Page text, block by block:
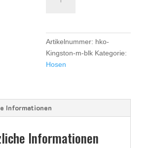
black
Artikelnummer: hko-
Kingston-m-blk Kategorie:
Hosen
Informationen
Informationen